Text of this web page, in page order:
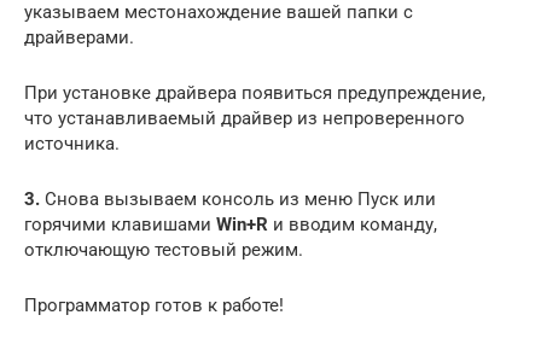
указываем местонахождение вашей папки с
драйверами.
При установке драйвера появиться предупреждение,
что устанавливаемый драйвер из непроверенного
источника.
3. Снова вызываем консоль из меню Пуск или
горячими клавишами Win+R и вводим команду,
отключающую тестовый режим.
Программатор готов к работе!